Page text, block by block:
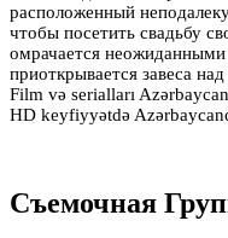
расположенный
чтобы посетить свадьбу
омрачается
приоткрывается завеса
Film və serialları
HD keyfiyyətdə
Съемочная